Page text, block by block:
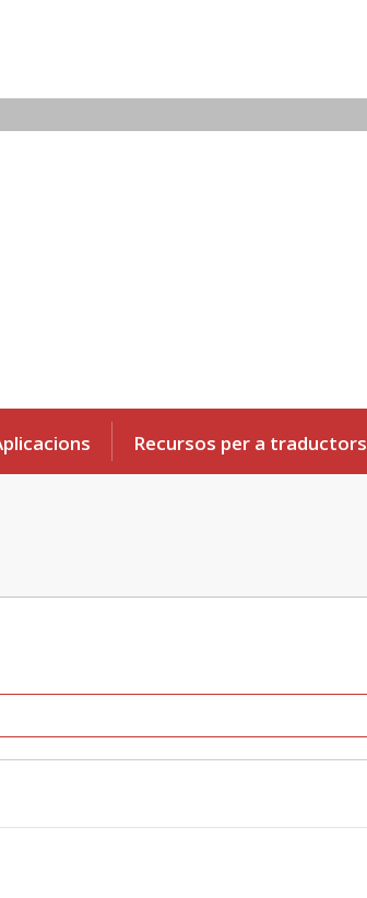
Recursos per a traductors